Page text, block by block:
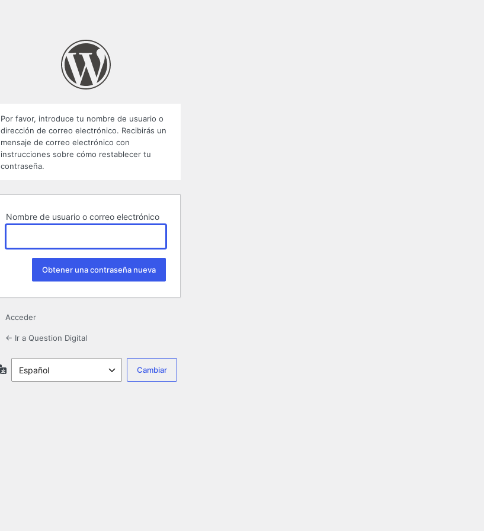
Por favor, introduce tu nombre de usuario o
dirección de correo electrónico. Recibirás un
mensaje de correo electrónico con
instrucciones sobre cómo restablecer tu
contraseña.
Nombre de usuario o correo electrónico
Acceder
← Ir a Question Digital
Idioma